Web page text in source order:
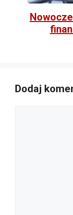
Dodaj